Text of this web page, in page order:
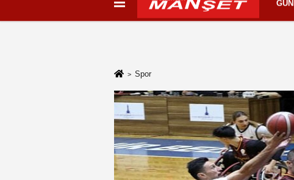
İletişim Çerez Politikası
Spor